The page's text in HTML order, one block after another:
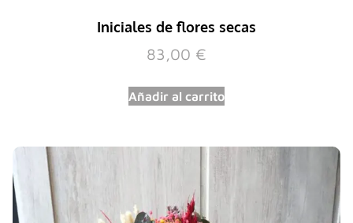
Iniciales de flores secas
83,00 €
Añadir al carrito